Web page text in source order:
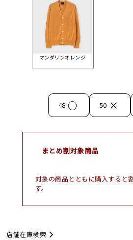
マンダリンオレンジ
48 ○ 50 ×
まとめ割対象商品
対象の商品とともに購入すると
す。
店舗在庫検索